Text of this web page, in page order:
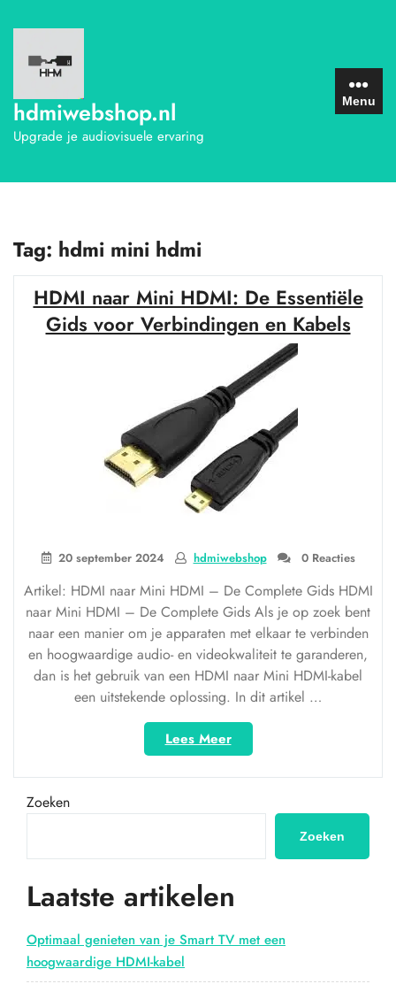
naar
inhoud
hdmiwebshop.nl
Upgrade je audiovisuele ervaring
Menu
Tag: hdmi mini hdmi
HDMI naar Mini HDMI: De Essentiële
Gids voor Verbindingen en Kabels
20 september 2024 hdmiwebshop 0 Reacties
Artikel: HDMI naar Mini HDMI – De Complete Gids HDMI
naar Mini HDMI – De Complete Gids Als je op zoek bent
naar een manier om je apparaten met elkaar te verbinden
en hoogwaardige audio- en videokwaliteit te garanderen,
dan is het gebruik van een HDMI naar Mini HDMI-kabel
een uitstekende oplossing. In dit artikel …
Lees Meer“HDMI
naar
Mini
De
Gids
Verbindingen
Kabels”
Zoeken
Zoeken
Laatste artikelen
Optimaal genieten van je Smart TV met een
hoogwaardige HDMI-kabel